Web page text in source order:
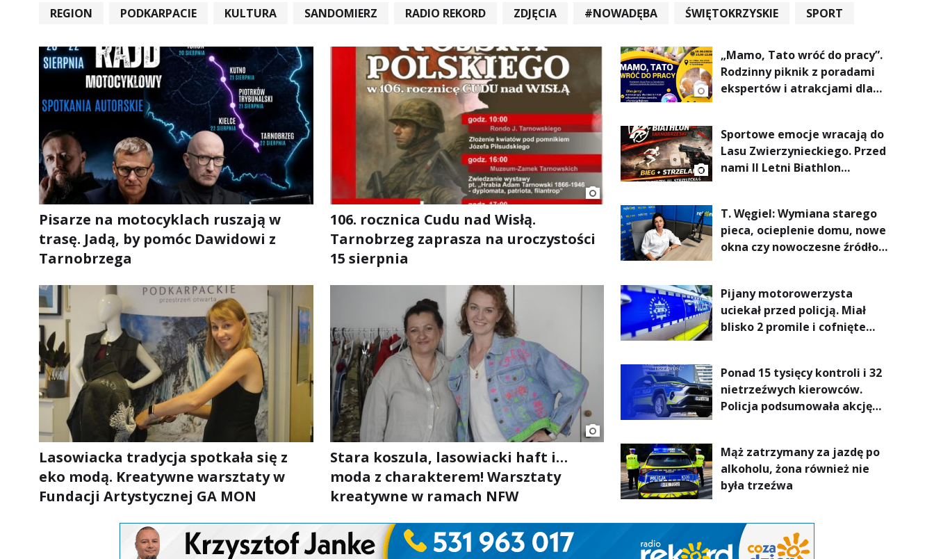
REGION PODKARPACIE KULTURA SANDOMIERZ RADIO REKORD ZDJĘCIA #NOWADĘBA ŚWIĘTOKRZYSKIE
SPORT
Pisarze na motocyklach ruszają w
trasę. Jadą, by pomóc Dawidowi z
Tarnobrzega
106. rocznica Cudu nad Wisłą.
Tarnobrzeg zaprasza na uroczystości
15 sierpnia
Lasowiacka tradycja spotkała się z
eko modą. Kreatywne warsztaty w
Fundacji Artystycznej GA MON
Stara koszula, lasowiacki haft i…
moda z charakterem! Warsztaty
kreatywne w ramach NFW
„Mamo, Tato wróć do pracy”.
Rodzinny piknik z poradami
ekspertów i atrakcjami dla
Sportowe emocje wracają do
Lasu Zwierzynieckiego. Przed
nami II Letni Biathlon
T. Węgiel: Wymiana starego
pieca, ocieplenie domu, nowe
okna czy nowoczesne źródło
komfort życia i... czystsze
powietrze
Pijany motorowerzysta
uciekał przed policją. Miał
blisko 2 promile i cofnięte
Ponad 15 tysięcy kontroli i 32
nietrzeźwych kierowców.
Policja podsumowała akcję
Mąż zatrzymany za jazdę po
alkoholu, żona również nie
była trzeźwa